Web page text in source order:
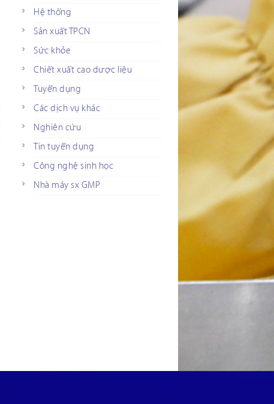
Hệ thống
Sản xuất TPCN
Sức khỏe
Chiết xuất cao dược liệu
Tuyển dụng
Các dịch vụ khác
Nghiên cứu
Tin tuyển dụng
Công nghệ sinh học
Nhà máy sx GMP